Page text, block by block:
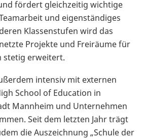
fördert gleichzeitig wichtige
und eigenständiges
Klassenstufen wird das
Projekte und Freiräume für
stetig erweitert.
intensiv mit externen
School of Education in
Mannheim und Unternehmen
Seit dem letzten Jahr trägt
die Auszeichnung „Schule der